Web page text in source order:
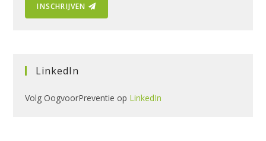
i
d
e
INSCHRIJVEN
LinkedIn
Volg OogvoorPreventie op LinkedIn